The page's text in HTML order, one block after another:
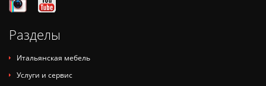
Разделы
Итальянская мебель
Услуги и сервис